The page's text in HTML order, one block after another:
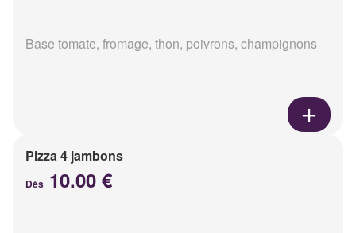
Base tomate, fromage, thon, poivrons, champignons
Pizza 4 jambons
Dès 10.00 €